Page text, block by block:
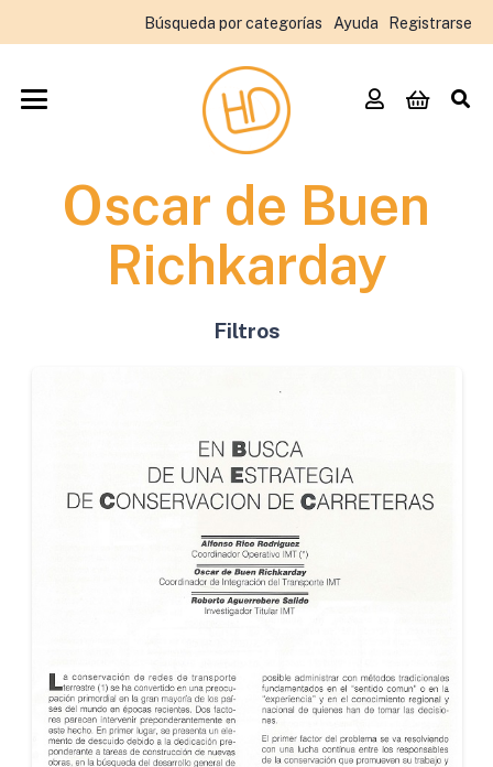
Búsqueda por categorías Ayuda Registrarse
Oscar de Buen
Richkarday
Filtros